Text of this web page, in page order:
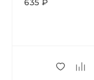
635 ₽